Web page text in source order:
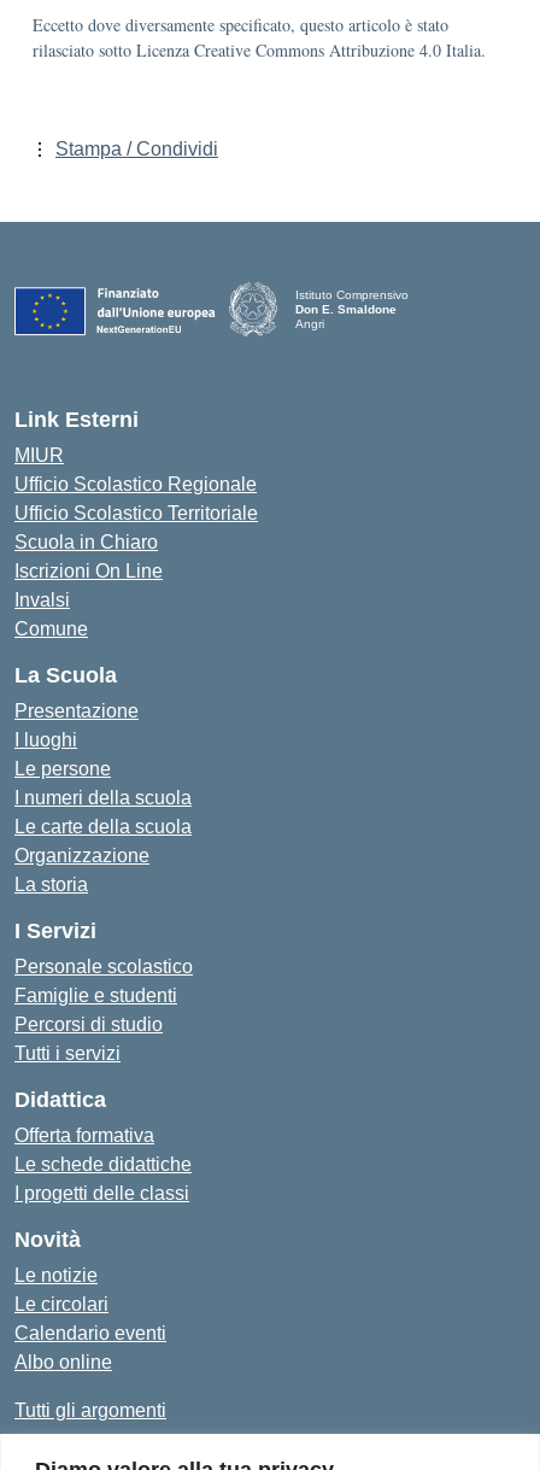
Eccetto dove diversamente specificato, questo articolo è stato
rilasciato sotto Licenza Creative Commons Attribuzione 4.0 Italia.
Stampa / Condividi
Istituto Comprensivo
Don E. Smaldone
Angri
Link Esterni
MIUR
Ufficio Scolastico Regionale
Ufficio Scolastico Territoriale
Scuola in Chiaro
Iscrizioni On Line
Invalsi
Comune
La Scuola
Presentazione
I luoghi
Le persone
I numeri della scuola
Le carte della scuola
Organizzazione
La storia
I Servizi
Personale scolastico
Famiglie e studenti
Percorsi di studio
Tutti i servizi
Didattica
Offerta formativa
Le schede didattiche
I progetti delle classi
Novità
Le notizie
Le circolari
Calendario eventi
Albo online
Tutti gli argomenti